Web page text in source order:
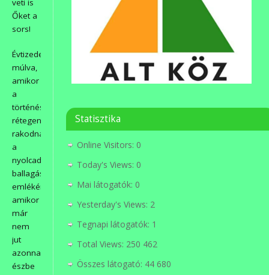
veti is
Őket a
sors!
Évtizedek
múlva,
amikor
a
történések
rétegenként
rakodnak
a
nyolcadikos
ballagás
emlékére,
amikor
már
nem
jut
azonnal
észbe
Statisztika
Online Visitors: 0
Today's Views: 0
Mai látogatók: 0
Yesterday's Views: 2
Tegnapi látogatók: 1
Total Views: 250 462
Összes látogató: 44 680